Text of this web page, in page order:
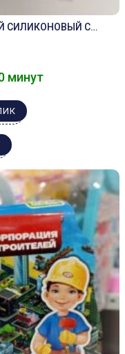
СИЛИКОНОВЫЙ С
минут